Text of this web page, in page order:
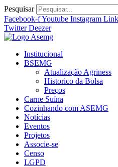
Ir
para
o
conteúdo
Pesquisar
Facebook-fYoutube Instagram
Twitter Deezer
Institucional
BSEMG
Atualização Agriness
Historico da Bolsa
Preços
Carne Suína
Cozinhando com ASEMG
Notícias
Eventos
Projetos
Associe-se
Censo
LGPD